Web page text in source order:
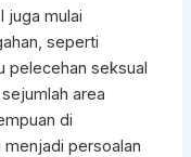
juga mulai
seperti
pelecehan seksual
area
di
persoalan